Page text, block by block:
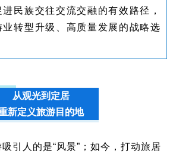
民族交往交流交融的有效路径，
转型升级、高质量发展的战略选
从观光到定居
新定义旅游目的地
引人的是“风景”；如今，打动旅居